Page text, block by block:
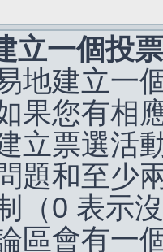
立一個投
地建立一
果您有相
立票選活
題和至少
（0 表示
區會有一